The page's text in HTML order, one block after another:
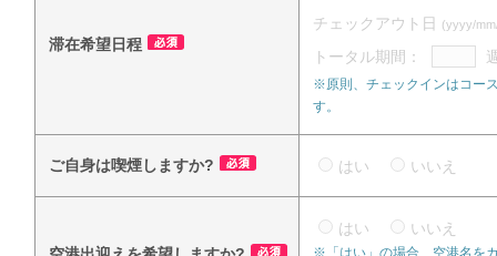
滞在希望日程
チェックアウト日 (yyyy/
トータル期間：
※原則、チェックインはコー
す。
ご自身は喫煙しますか? はい いいえ
はい いいえ
※「はい」の場合、空港名を